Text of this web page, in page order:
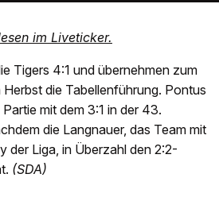
im Liveticker.
Tigers 4:1 und übernehmen zum
die Tabellenführung. Pontus
mit dem 3:1 in der 43.
die Langnauer, das Team mit
der Liga, in Überzahl den 2:2-
(SDA)